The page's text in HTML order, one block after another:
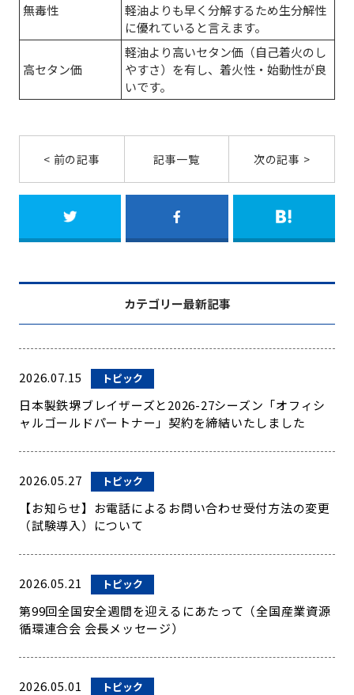
無毒性
軽油よりも早く分解するため生分解性
に優れていると言えます。
高セタン価
軽油より高いセタン価（自己着火のし
やすさ）を有し、着火性・始動性が良
いです。
< 前の記事 記事一覧 次の記事 >
カテゴリー最新記事
2026.07.15 トピック
日本製鉄堺ブレイザーズと2026-27シーズン「オフィシ
ャルゴールドパートナー」契約を締結いたしました
2026.05.27 トピック
【お知らせ】お電話によるお問い合わせ受付方法の変更
（試験導入）について
2026.05.21 トピック
第99回全国安全週間を迎えるにあたって（全国産業資源
循環連合会 会長メッセージ）
2026.05.01 トピック